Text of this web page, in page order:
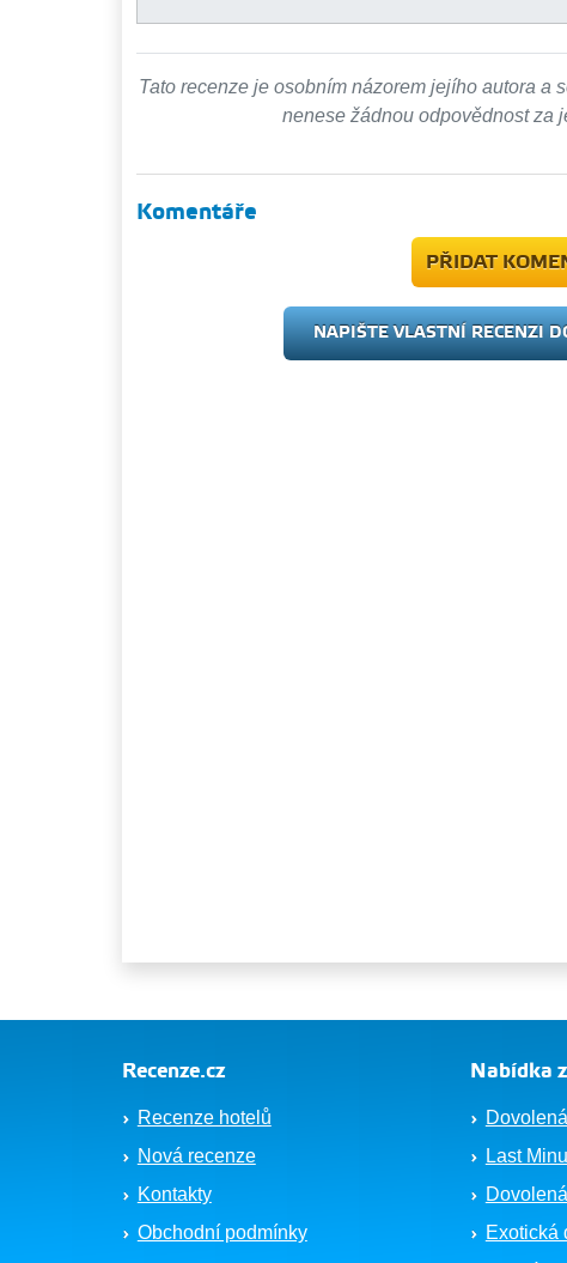
Tato recenze je osobním názorem jejího autora a
nenese žádnou odpovědnost za
Komentáře
PŘIDAT
NAPIŠTE VLASTNÍ RECENZI
Recenze.cz
Recenze hotelů
Nová recenze
Kontakty
Obchodní podmínky
Nabídka
Last
Exotická